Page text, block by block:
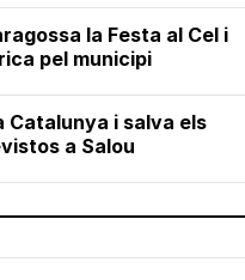
la Festa al Cel i
pel municipi
Catalunya i salva els
a Salou